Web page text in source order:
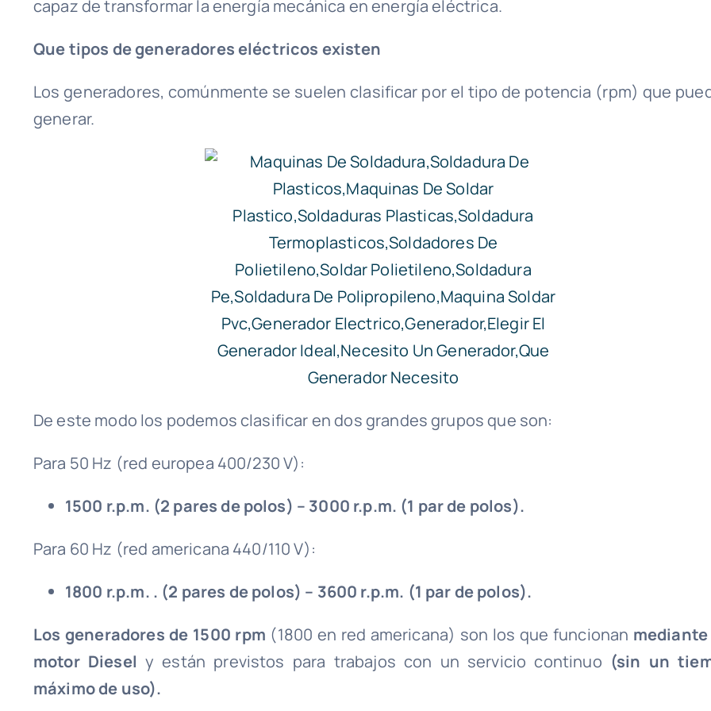
capaz de transformar la energía mecánica en energía eléctrica.
Que tipos de generadores eléctricos existen
Los generadores, comúnmente se suelen clasificar por el tipo de potencia (rpm) que
generar.
De este modo los podemos clasificar en dos grandes grupos que son:
Para 50 Hz (red europea 400/230 V):
1500 r.p.m. (2 pares de polos) – 3000 r.p.m. (1 par de polos).
Para 60 Hz (red americana 440/110 V):
1800 r.p.m. . (2 pares de polos) – 3600 r.p.m. (1 par de polos).
Los generadores de 1500 rpm (1800 en red americana) son los que funcionan
motor Diesel y están previstos para trabajos con un servicio continuo (sin un
máximo de uso).